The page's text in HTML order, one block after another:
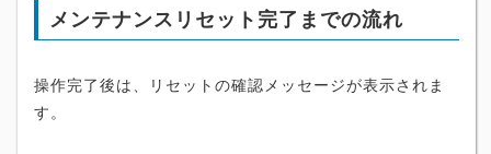
メンテナンスリセット完了までの流れ
操作完了後は、リセットの確認メッセージが表示されま
す。